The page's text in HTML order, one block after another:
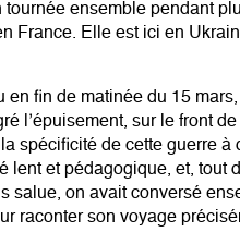
ensemble pendant
France. Elle est ici en
en fin de matinée du 15
l’épuisement, sur le front
spécificité de cette guerre à
et pédagogique, et, tout
salue, on avait conversé
raconter son voyage